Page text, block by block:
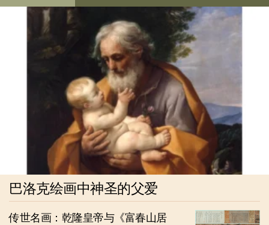
巴洛克绘画中神圣的父爱
传世名画：乾隆皇帝与《富春山居